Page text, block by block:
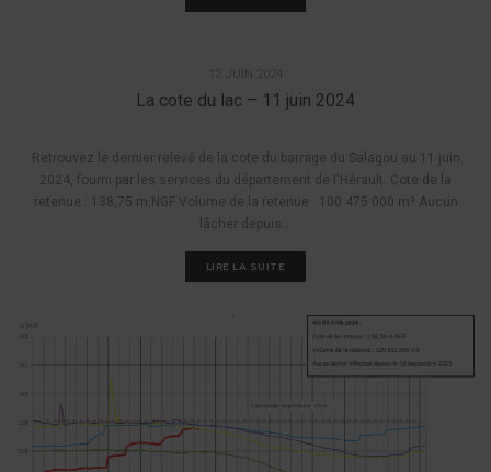
La cote du lac – 11 juin 2024
Retrouvez le dernier relevé de la cote du barrage du Salagou au 11 juin
2024, fourni par les services du département de l'Hérault. Cote de la
retenue : 138,75 m NGF Volume de la retenue : 100 475 000 m³ Aucun
lâcher depuis...
LIRE LA SUITE